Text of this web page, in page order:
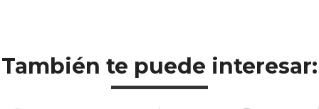
También te puede interesar: